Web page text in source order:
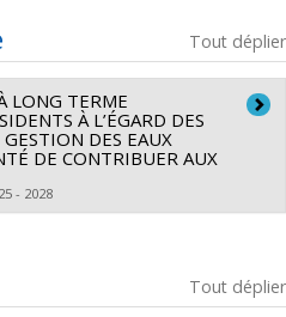
Tout déplier
LONG TERME
À L’ÉGARD DES
DES EAUX
DE CONTRIBUER AUX
- 2028
(FQRNT)
Tout déplier